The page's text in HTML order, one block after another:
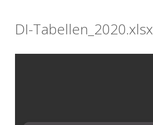
DI-Tabellen_2020.xlsx